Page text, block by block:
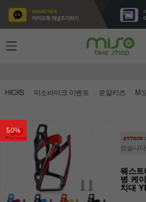
HICKS 미소바이크 이벤트 로얄키즈 M
50%
4279명
셨습니다
웨스
병 케
치대